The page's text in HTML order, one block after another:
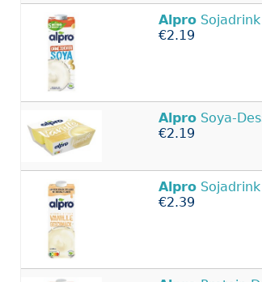
Alpro
€2.19
Alpro Soya-
€2.19
Alpro
€2.39